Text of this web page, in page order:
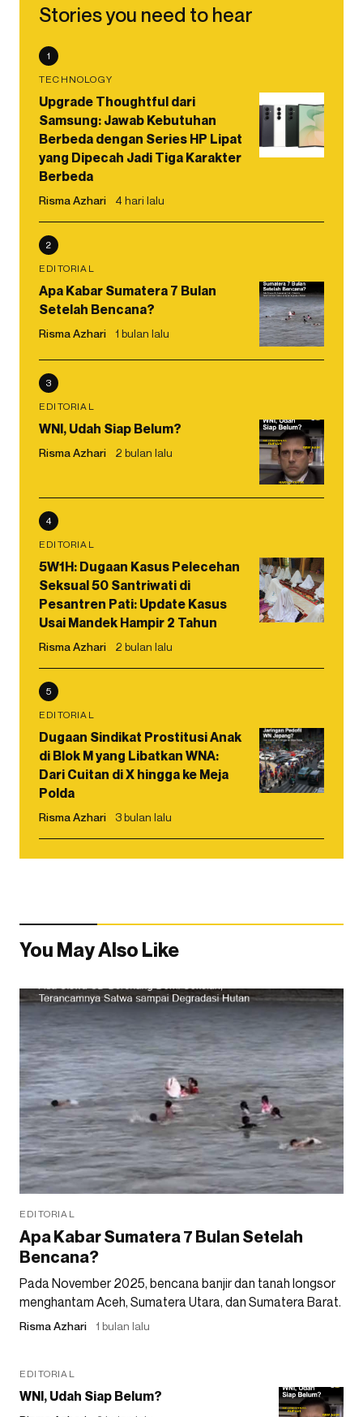
Stories you need to hear
1
TECHNOLOGY
Upgrade Thoughtful dari
Samsung: Jawab Kebutuhan
Berbeda dengan Series HP Lipat
yang Dipecah Jadi Tiga Karakter
Berbeda
Risma Azhari 4 hari lalu
2
EDITORIAL
Apa Kabar Sumatera 7 Bulan
Setelah Bencana?
Risma Azhari 1 bulan lalu
3
EDITORIAL
WNI, Udah Siap Belum?
Risma Azhari 2 bulan lalu
4
EDITORIAL
5W1H: Dugaan Kasus Pelecehan
Seksual 50 Santriwati di
Pesantren Pati: Update Kasus
Usai Mandek Hampir 2 Tahun
Risma Azhari 2 bulan lalu
5
EDITORIAL
Dugaan Sindikat Prostitusi Anak
di Blok M yang Libatkan WNA:
Dari Cuitan di X hingga ke Meja
Polda
Risma Azhari 3 bulan lalu
You May Also Like
EDITORIAL
Apa Kabar Sumatera 7 Bulan Setelah
Bencana?
Pada November 2025, bencana banjir dan tanah longsor
menghantam Aceh, Sumatera Utara, dan Sumatera Barat.
Risma Azhari 1 bulan lalu
EDITORIAL
WNI, Udah Siap Belum?